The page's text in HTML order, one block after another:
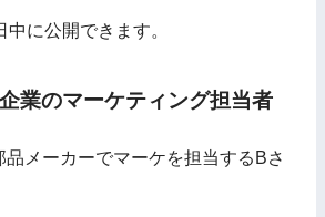
に公開できます。
業のマーケティング担当者
メーカーでマーケを担当するBさ